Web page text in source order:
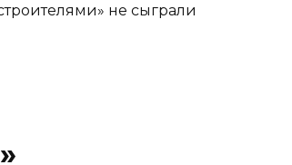
не сыграли